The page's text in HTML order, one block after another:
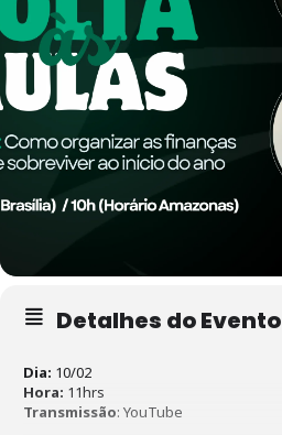
Detalhes do Evento
Dia: 10/02
Hora: 11hrs
Transmissão: YouTube